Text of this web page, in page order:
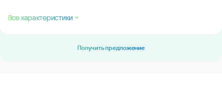
Все характеристики
Получить предложение